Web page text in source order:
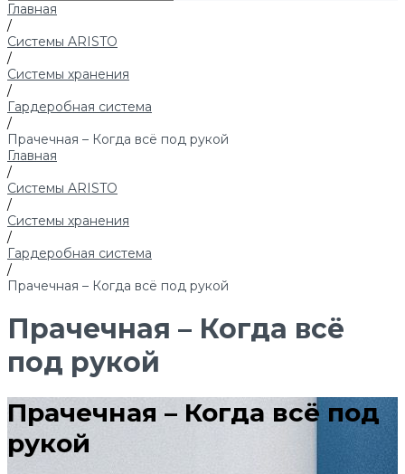
Главная
/
Системы ARISTO
/
Системы хранения
/
Гардеробная система
/
Прачечная – Когда всё под рукой
Главная
/
Системы ARISTO
/
Системы хранения
/
Гардеробная система
/
Прачечная – Когда всё под рукой
Прачечная – Когда всё
под рукой
Прачечная – Когда всё под
рукой